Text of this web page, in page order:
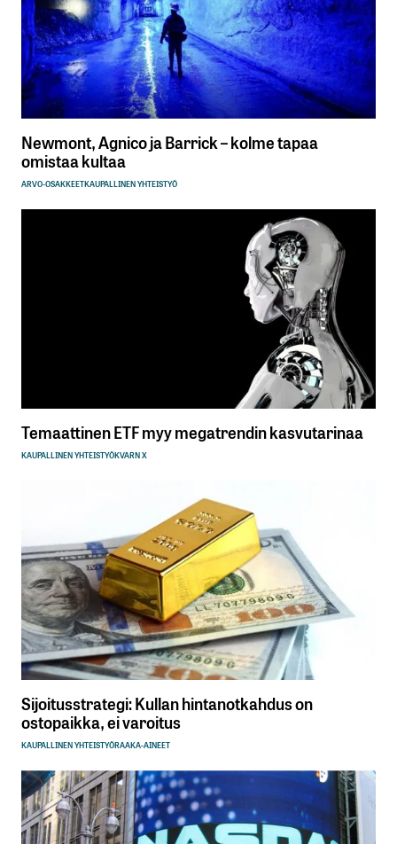
Newmont, Agnico ja Barrick – kolme tapaa
omistaa kultaa
ARVO-OSAKKEETKAUPALLINEN YHTEISTYÖ
Temaattinen ETF myy megatrendin kasvutarinaa
KAUPALLINEN YHTEISTYÖKVARN X
Sijoitusstrategi: Kullan hintanotkahdus on
ostopaikka, ei varoitus
KAUPALLINEN YHTEISTYÖRAAKA-AINEET